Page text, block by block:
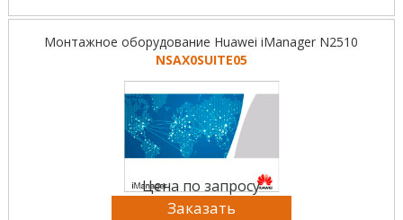
Монтажное оборудование Huawei iManager N2510
NSAX0SUITE05
Цена по запросу
Заказать